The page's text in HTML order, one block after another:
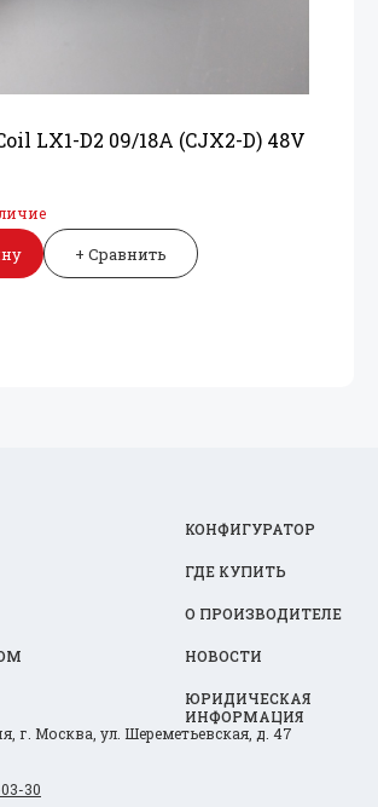
LX1-D2 09/18A (CJX2-D) 48V
+ Сравнить
КОНФИГУРАТОР
ГДЕ КУПИТЬ
О ПРОИЗВОДИТЕЛЕ
НОВОСТИ
ЮРИДИЧЕСКАЯ
ИНФОРМАЦИЯ
г. Москва, ул. Шереметьевская, д. 47
30